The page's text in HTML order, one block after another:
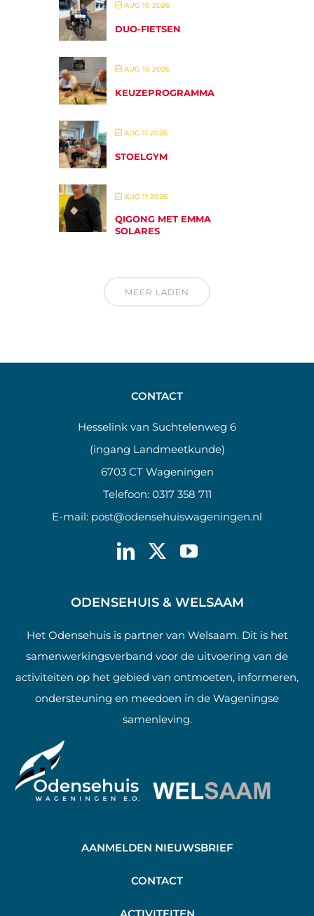
AUG 10 2026
DUO-FIETSEN
AUG 10 2026
KEUZEPROGRAMMA
AUG 11 2026
STOELGYM
AUG 11 2026
QIGONG MET EMMA
SOLARES
MEER LADEN
CONTACT
Hesselink van Suchtelenweg 6
(ingang Landmeetkunde)
6703 CT Wageningen
Telefoon: 0317 358 711
E-mail: post@odensehuiswageningen.nl
ODENSEHUIS & WELSAAM
Het Odensehuis is partner van Welsaam. Dit is het
samenwerkingsverband voor de uitvoering van de
activiteiten op het gebied van ontmoeten, informeren,
ondersteuning en meedoen in de Wageningse
samenleving.
AANMELDEN NIEUWSBRIEF
CONTACT